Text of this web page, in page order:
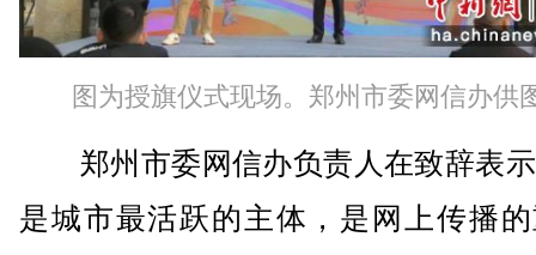
图为授旗仪式现场。郑州市委网信办供
郑州市委网信办负责人在致辞表
是城市最活跃的主体，是网上传播